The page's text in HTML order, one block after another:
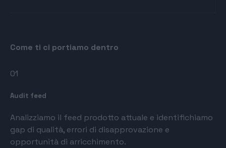
Come ti ci portiamo dentro
01
Audit feed
Analizziamo il feed prodotto attuale e identifichiamo
gap di qualità, errori di disapprovazione e
opportunità di arricchimento.